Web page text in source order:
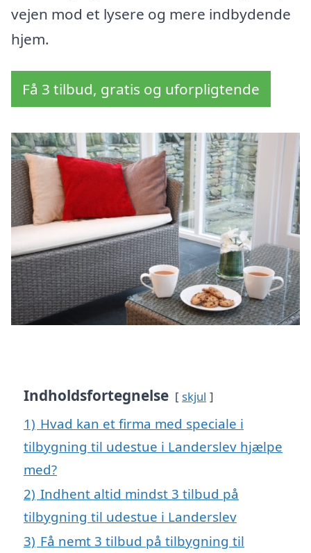
vejen mod et lysere og mere indbydende
hjem.
Få 3 tilbud, gratis og uforpligtende
Indholdsfortegnelse skjul
1) Hvad kan et firma med speciale i
tilbygning til udestue i Landerslev hjælpe
med?
2) Indhent altid mindst 3 tilbud på
tilbygning til udestue i Landerslev
3) Få nemt 3 tilbud på tilbygning til